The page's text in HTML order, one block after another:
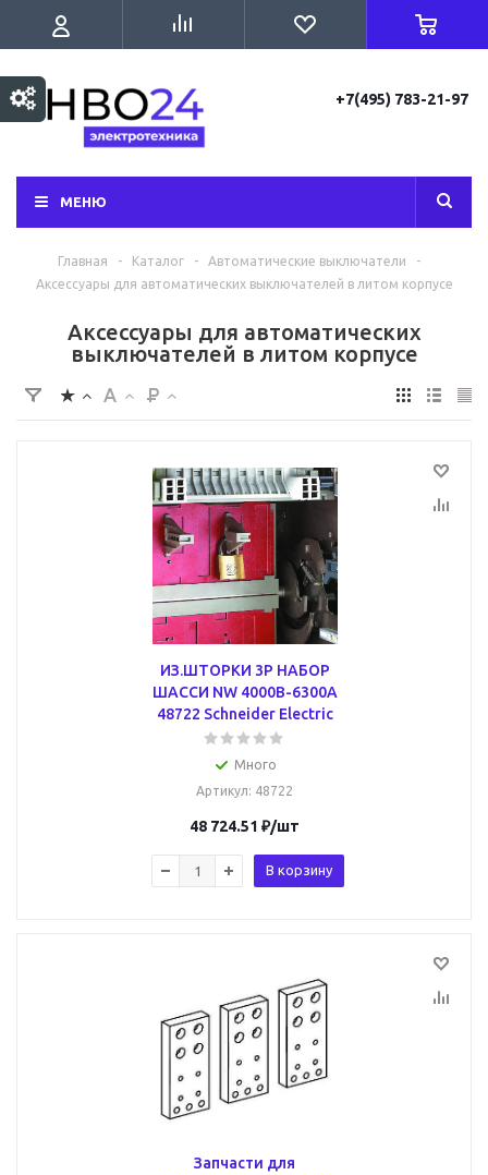
+7(495) 783-21-97
МЕНЮ
Главная - Каталог - Автоматические выключатели
-
Аксессуары для автоматических выключателей в литом корпусе
Аксессуары для автоматических
выключателей в литом корпусе
ИЗ.ШТОРКИ 3P НАБОР
ШАССИ NW 4000B-6300A
48722 Schneider Electric
Много
Артикул: 48722
48 724.51 ₽/шт
В корзину
Запчасти для